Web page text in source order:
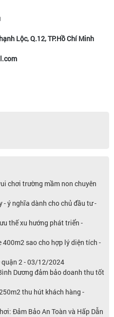
Lộc, Q.12, TP.Hồ Chí Minh
chơi trường mầm non chuyên
ý nghĩa dành cho chủ đầu tư -
thế xu hướng phát triển -
sao cho hợp lý diện tích -
quận 2 - 03/12/2024
Dương đảm bảo doanh thu tốt
thu hút khách hàng -
Đảm Bảo An Toàn và Hấp Dẫn